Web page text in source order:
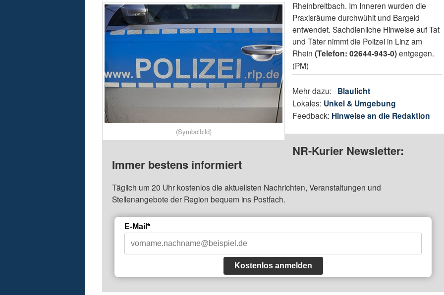
(Symbolbild)
Rheinbreitbach. Im Inneren wurden die
Praxisräume durchwühlt und Bargeld
entwendet. Sachdienliche Hinweise auf Tat
und Täter nimmt die Polizei in Linz am
Rhein(Telefon: 02644-943-0)entgegen.
(PM)
Mehr dazu: Blaulicht
Lokales: Unkel & Umgebung
Feedback: Hinweise an die Redaktion
NR-Kurier Newsletter:
Immer bestens informiert
Täglich um 20 Uhr kostenlos die aktuellsten Nachrichten, Veranstaltungen und
Stellenangebote der Region bequem ins Postfach.
E-Mail*
Kostenlos anmelden